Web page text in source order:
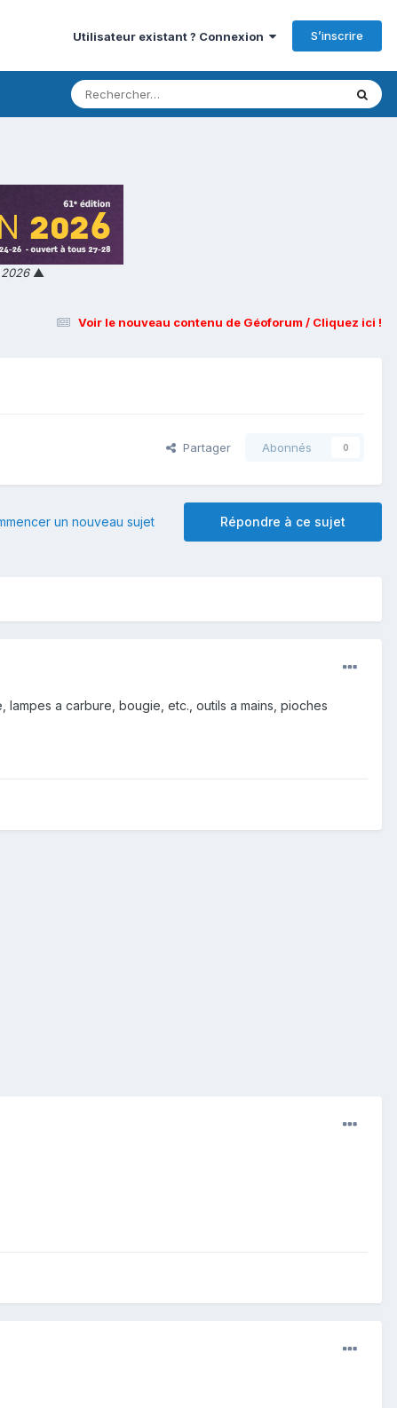
Utilisateur existant ? Connexion S’inscrire
▲
Voir le nouveau contenu de Géoforum / Cliquez ici !
Partager Abonnés 0
Répondre à ce sujet
un nouveau sujet
a carbure, bougie, etc., outils a mains, pioches